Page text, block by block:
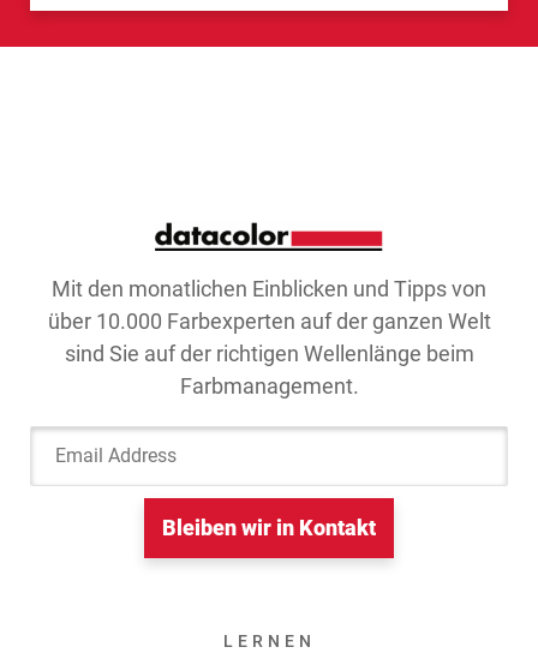
Mit den monatlichen Einblicken und Tipps von
über 10.000 Farbexperten auf der ganzen Welt
sind Sie auf der richtigen Wellenlänge beim
Farbmanagement.
Email Address
Bleiben wir in Kontakt
LERNEN